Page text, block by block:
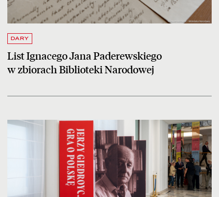
DARY
List Ignacego Jana Paderewskiego
w zbiorach Biblioteki Narodowej
czytaj więcej o Wernisaż wystawy Jerzy Giedroyc. Gra o Polskęw